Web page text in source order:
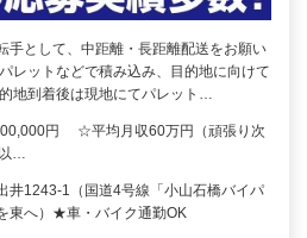
手として、中距離・長距離配送をお願い
レットなどで積み込み、目的地に向けて
地到着後は現地にてパレット…
円 ☆平均月収60万円（頑張り次
…
井1243-1（国道4号線「小山石橋バイパ
東へ）★車・バイク通勤OK